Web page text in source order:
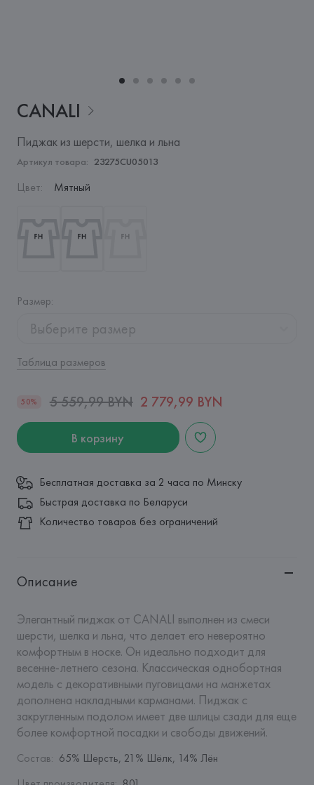
CANALI
Пиджак из шерсти, шелка и льна
Артикул товара: 23275CU05013
Цвет: Мятный
Размер:
Выберите размер
Таблица размеров
50% 5 559,99 BYN 2 779,99 BYN
В корзину
Бесплатная доставка за 2 часа по Минску
Быстрая доставка по Беларуси
Количество товаров без ограничений
Описание
Элегантный пиджак от CANALI выполнен из смеси
шерсти, шелка и льна, что делает его невероятно
комфортным в носке. Он идеально подходит для
весенне-летнего сезона. Классическая однобортная
модель с декоративными пуговицами на манжетах
дополнена накладными карманами. Пиджак с
закругленным подолом имеет две шлицы сзади для еще
более комфортной посадки и свободы движений.
Состав: 65% Шерсть, 21% Шёлк, 14% Лён